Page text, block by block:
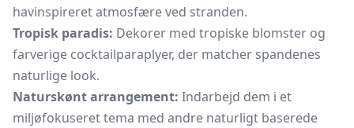
havinspireret atmosfære ved stranden.
Tropisk paradis: Dekorer med tropiske blomster og
farverige cocktailparaplyer, der matcher spandenes
naturlige look.
Naturskønt arrangement: Indarbejd dem i et
miljøfokuseret tema med andre naturligt baserede